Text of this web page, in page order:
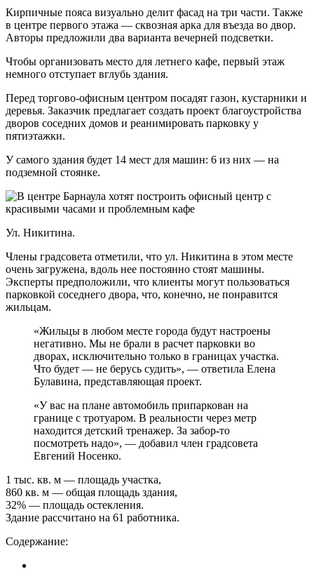
Кирпичные пояса визуально делит фасад на три части. Также
в центре первого этажа — сквозная арка для въезда во двор.
Авторы предложили два варианта вечерней подсветки.
Чтобы организовать место для летнего кафе, первый этаж
немного отступает вглубь здания.
Перед торгово-офисным центром посадят газон, кустарники и
деревья. Заказчик предлагает создать проект благоустройства
дворов соседних домов и реанимировать парковку у
пятиэтажки.
У самого здания будет 14 мест для машин: 6 из них — на
подземной стоянке.
Ул. Никитина.
Члены градсовета отметили, что ул. Никитина в этом месте
очень загружена, вдоль нее постоянно стоят машины.
Эксперты предположили, что клиенты могут пользоваться
парковкой соседнего двора, что, конечно, не понравится
жильцам.
«Жильцы в любом месте города будут настроены
негативно. Мы не брали в расчет парковки во
дворах, исключительно только в границах участка.
Что будет — не берусь судить», — ответила Елена
Булавина, представляющая проект.
«У вас на плане автомобиль припаркован на
границе с тротуаром. В реальности через метр
находится детский тренажер. За забор-то
посмотреть надо», — добавил член градсовета
Евгений Носенко.
1 тыс. кв. м — площадь участка,
860 кв. м — общая площадь здания,
32% — площадь остекления.
Здание рассчитано на 61 работника.
Содержание: